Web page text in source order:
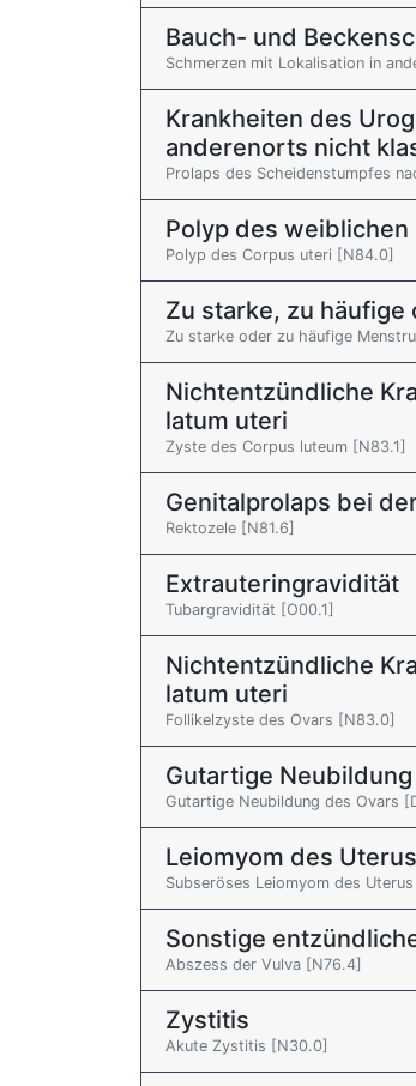
Bauch- und
Schmerzen mit Lokalisation in
Krankheiten des
anderenorts nicht
Prolaps des Scheidenstumpfes
Polyp des
Polyp des Corpus uteri [N84.0]
Zu starke, zu
Zu starke oder zu häufige
Nichtentzündliche
latum uteri
Zyste des Corpus luteum [N83.1]
Genitalprolaps bei
Rektozele [N81.6]
Extrauteringravidität
Tubargravidität [O00.1]
Nichtentzündliche
latum uteri
Follikelzyste des Ovars [N83.0]
Gutartige
Gutartige Neubildung des Ovars
Leiomyom des Uterus
Subseröses Leiomyom des
Sonstige
Abszess der Vulva [N76.4]
Zystitis
Akute Zystitis [N30.0]